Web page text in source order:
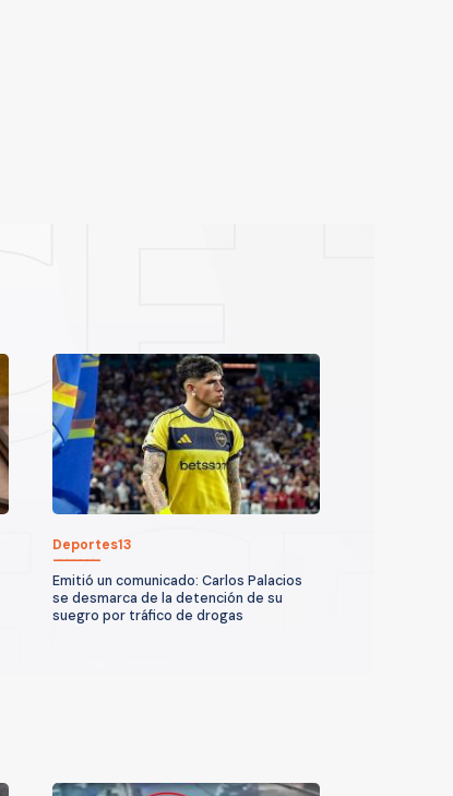
Deportes13
Emitió un comunicado: Carlos Palacios
se desmarca de la detención de su
suegro por tráfico de drogas